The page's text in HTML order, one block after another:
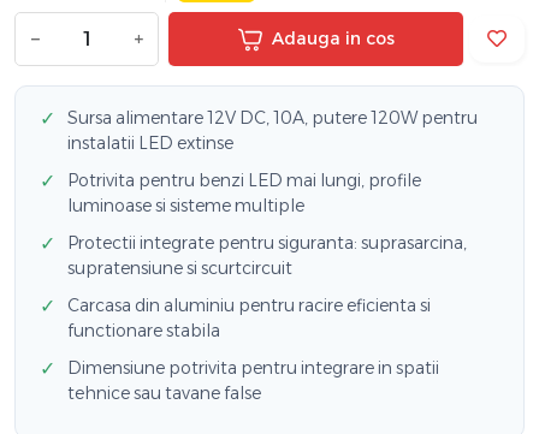
− + Adauga in cos
✓
Sursa alimentare 12V DC, 10A, putere 120W pentru
instalatii LED extinse
✓
Potrivita pentru benzi LED mai lungi, profile
luminoase si sisteme multiple
✓
Protectii integrate pentru siguranta: suprasarcina,
supratensiune si scurtcircuit
✓
Carcasa din aluminiu pentru racire eficienta si
functionare stabila
✓
Dimensiune potrivita pentru integrare in spatii
tehnice sau tavane false